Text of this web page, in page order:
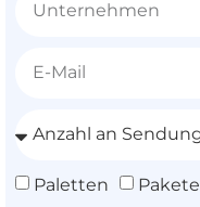
Paletten Pakete